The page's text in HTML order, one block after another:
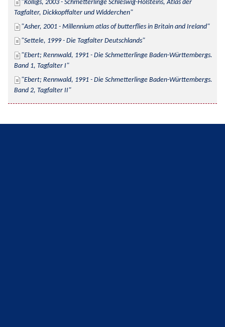
Kolligs, 2003 - Schmetterlinge Schleswig-Holsteins, Atlas der
Tagfalter, Dickkopffalter und Widderchen
Asher, 2001 - Millennium atlas of butterflies in Britain and Ireland
Settele, 1999 - Die Tagfalter Deutschlands
Ebert; Rennwald, 1991 - Die Schmetterlinge Baden-Württembergs.
Band 1, Tagfalter I
Ebert; Rennwald, 1991 - Die Schmetterlinge Baden-Württembergs.
Band 2, Tagfalter II